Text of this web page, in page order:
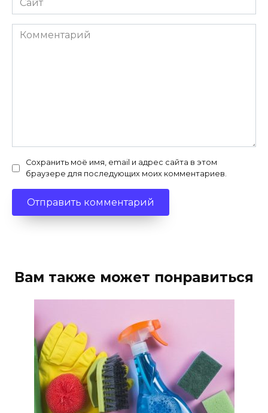
Комментарий
Сохранить моё имя, email и адрес сайта в этом
браузере для последующих моих комментариев.
Вам также может понравиться